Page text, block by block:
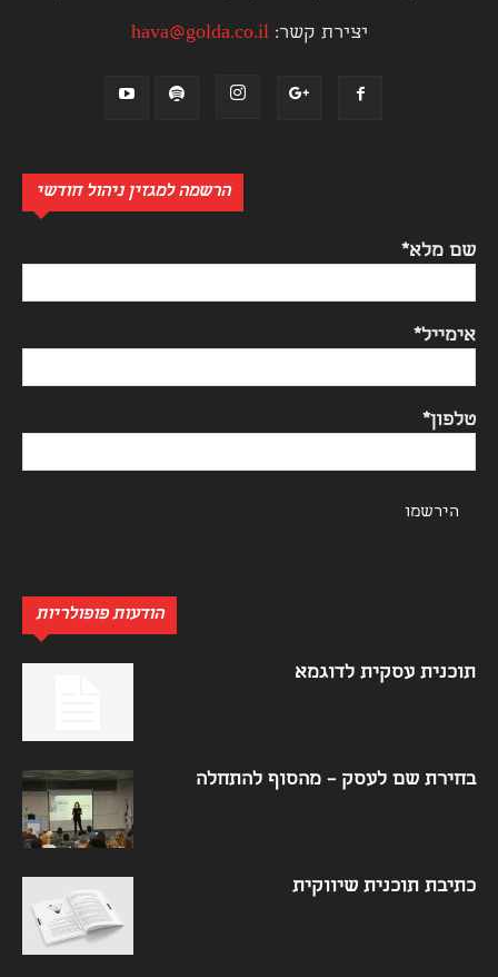
יצירת קשר:hava@golda.co.il
הרשמה למגזין ניהול חודשי
שם מלא*
אימייל*
טלפון*
הודעות פופולריות
תוכנית עסקית לדוגמא
בחירת שם לעסק – מהסוף להתחלה
כתיבת תוכנית שיווקית